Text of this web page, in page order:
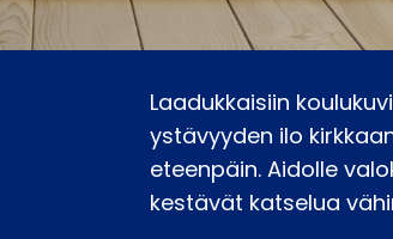
Laadukkaisiin
ystävyyden ilo
eteenpäin. Aidolle
kestävät katselua